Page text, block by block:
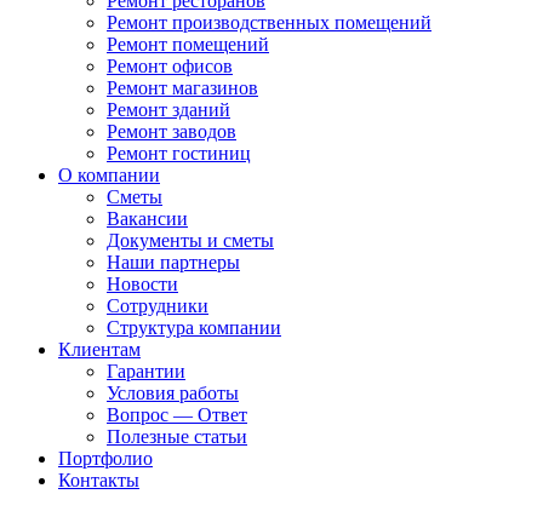
Ремонт производственных помещений
Ремонт помещений
Ремонт офисов
Ремонт магазинов
Ремонт зданий
Ремонт заводов
Ремонт гостиниц
О компании
Сметы
Вакансии
Документы и сметы
Наши партнеры
Новости
Сотрудники
Структура компании
Клиентам
Гарантии
Условия работы
Вопрос — Ответ
Полезные статьи
Портфолио
Контакты